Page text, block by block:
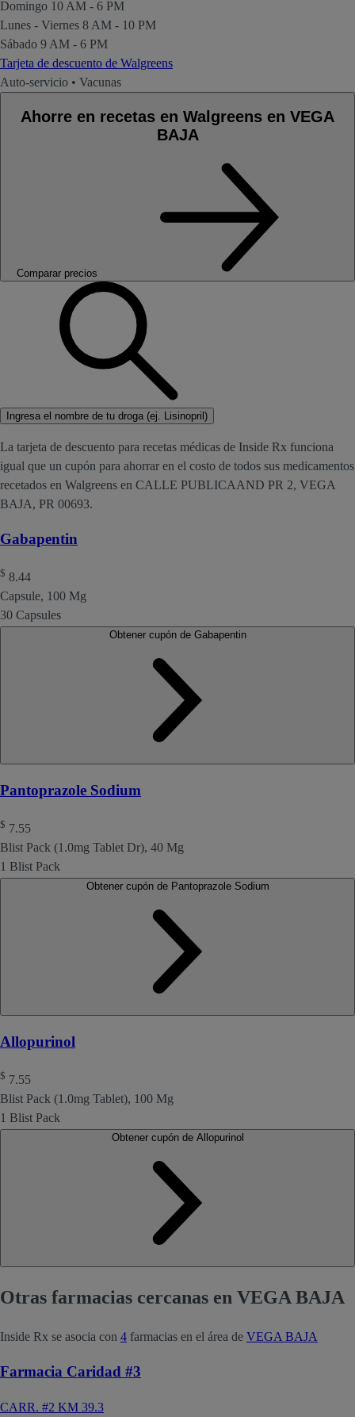
Domingo 10 AM - 6 PM
Lunes - Viernes 8 AM - 10 PM
Sábado 9 AM - 6 PM
Tarjeta de descuento de Walgreens
Auto-servicio • Vacunas
Ahorre en recetas en Walgreens en VEGA
BAJA
Comparar precios
Ingresa el nombre de tu droga (ej. Lisinopril)
La tarjeta de descuento para recetas médicas de Inside Rx funciona
igual que un cupón para ahorrar en el costo de todos sus medicamentos
recetados en Walgreens en CALLE PUBLICAAND PR 2, VEGA
BAJA, PR 00693.
Gabapentin
$ 8.44
Capsule, 100 Mg
30 Capsules
Obtener cupón de Gabapentin
Pantoprazole Sodium
$ 7.55
Blist Pack (1.0mg Tablet Dr), 40 Mg
1 Blist Pack
Allopurinol
$ 7.55
Blist Pack (1.0mg Tablet), 100 Mg
1 Blist Pack
Otras farmacias cercanas en VEGA BAJA
Inside Rx se asocia con 4 farmacias en el área de VEGA BAJA
Farmacia Caridad #3
CARR. #2 KM 39.3